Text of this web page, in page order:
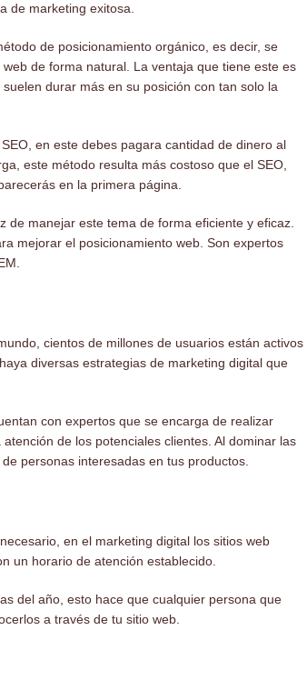
de marketing exitosa.
de posicionamiento orgánico, es decir, se
de forma natural. La ventaja que tiene este es
durar más en su posición con tan solo la
en este debes pagara cantidad de dinero al
este método resulta más costoso que el SEO,
en la primera página.
manejar este tema de forma eficiente y eficaz.
mejorar el posicionamiento web. Son expertos
cientos de millones de usuarios están activos
diversas estrategias de marketing digital que
con expertos que se encarga de realizar
de los potenciales clientes. Al dominar las
personas interesadas en tus productos.
en el marketing digital los sitios web
un horario de atención establecido.
del año, esto hace que cualquier persona que
a través de tu sitio web.